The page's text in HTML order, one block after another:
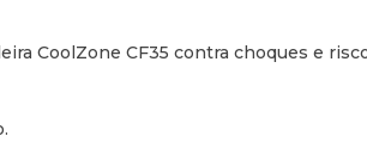
CoolZone CF35 contra choques e